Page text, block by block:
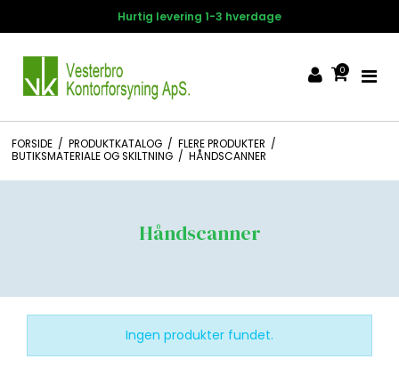
Hurtig levering 1-3 hverdage
0
FORSIDE / PRODUKTKATALOG / FLERE PRODUKTER /
BUTIKSMATERIALE OG SKILTNING / HÅNDSCANNER
Håndscanner
Ingen produkter fundet.